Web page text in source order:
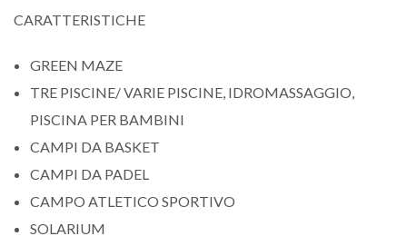
CARATTERISTICHE
GREEN MAZE
TRE PISCINE/ VARIE PISCINE, IDROMASSAGGIO,
PISCINA PER BAMBINI
CAMPI DA BASKET
CAMPI DA PADEL
CAMPO ATLETICO SPORTIVO
SOLARIUM